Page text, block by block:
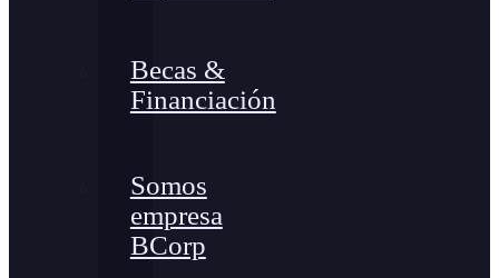
Becas &
Financiación
Somos
empresa
BCorp